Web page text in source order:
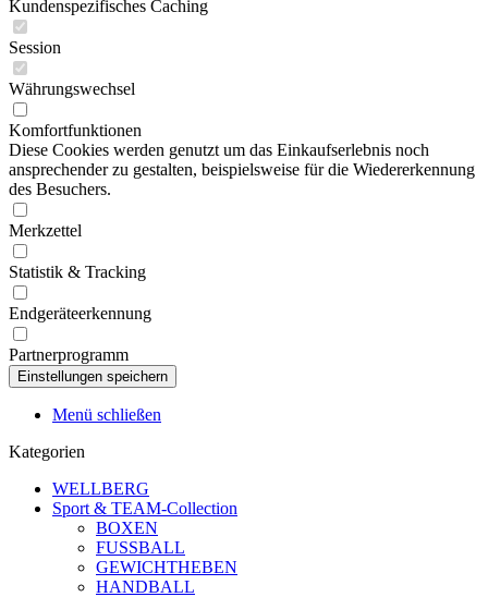
Kundenspezifisches Caching
Session
Währungswechsel
Komfortfunktionen
Diese Cookies werden genutzt um das Einkaufserlebnis noch
ansprechender zu gestalten, beispielsweise für die Wiedererkennung
des Besuchers.
Merkzettel
Statistik & Tracking
Endgeräteerkennung
Partnerprogramm
Menü schließen
Kategorien
WELLBERG
Sport & TEAM-Collection
BOXEN
FUSSBALL
GEWICHTHEBEN
HANDBALL